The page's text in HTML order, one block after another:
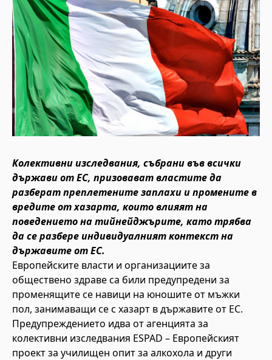
Колективни изследвания, събрани във всички
държави от ЕС, призовават властите да
разберат преплетените заплахи и промените в
вредите от хазарта, които влияят на
поведението на тийнейджърите, като трябва
да се разбере индивидуалният контекст на
държавите от ЕС.
Европейските власти и организациите за
обществено здраве са били предупредени за
променящите се навици на юношите от мъжки
пол, занимаващи се с хазарт в държавите от ЕС.
Предупреждението идва от агенцията за
колективни изследвания ESPAD – Европейският
проект за училищен опит за алкохола и други